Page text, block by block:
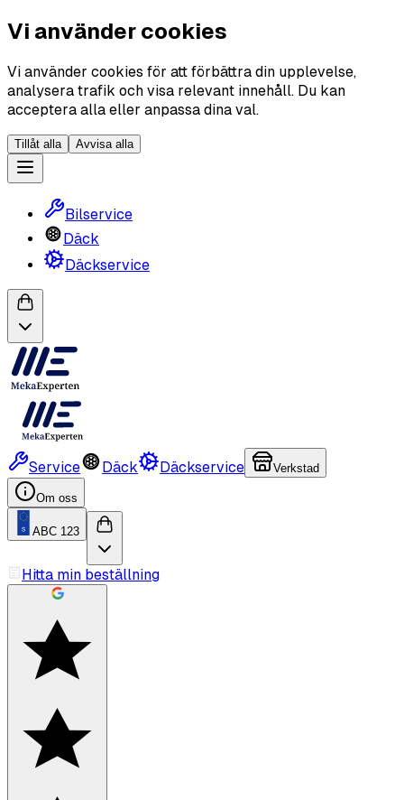
Vi använder cookies
Vi använder cookies för att förbättra din upplevelse,
analysera trafik och visa relevant innehåll. Du kan
acceptera alla eller anpassa dina val.
Tillåt alla Avvisa alla
Bilservice
Däck
Däckservice
Service Däck Däckservice Verkstad
Om oss
ABC 123
Hitta min beställning